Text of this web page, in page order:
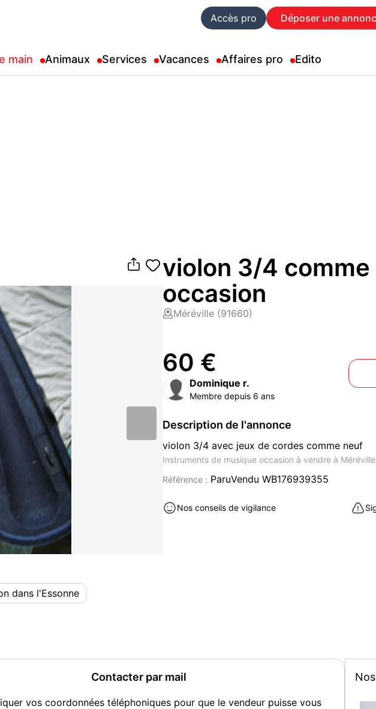
Accès pro Déposer une
main Animaux Services Vacances Affaires pro Edito
violon 3/4
occasion
Méréville (91660)
60 €
Dominique r.
Membre depuis 6 ans
Description de l'annonce
violon 3/4 avec jeux de cordes comme neuf
Instruments de musique occasion à vendre à
Référence : ParuVendu WB176939355
Nos conseils de vigilance
dans l'Essonne
Contacter par mail
vos coordonnées téléphoniques pour que le vendeur puisse vous